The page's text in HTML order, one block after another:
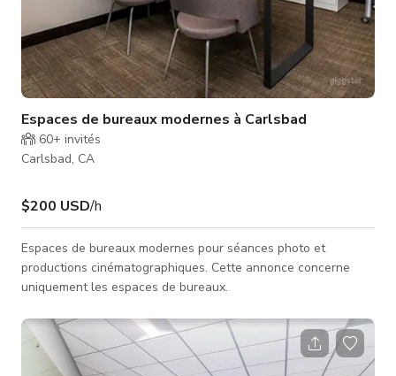
Espaces de bureaux modernes à Carlsbad
60+ invités
Carlsbad, CA
$200 USD/h
Espaces de bureaux modernes pour séances photo et
productions cinématographiques. Cette annonce concerne
uniquement les espaces de bureaux.